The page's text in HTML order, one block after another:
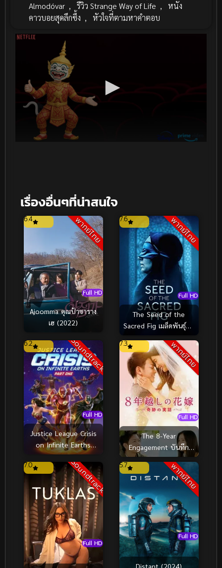
Almodóvar , รีวิว Strange Way of Life ,
หนัง
คาวบอยสุดลึกซึ้ง , หัวใจที่ตามหาคำตอบ
เรื่องอื่นๆที่น่าสนใจ
พากย์ไทย
Full HD
6.4
Ajoomma คุณป้าซาราง
เฮ (2022)
พากย์ไทย
Full HD
7.6
The Seed of the
Sacred Fig เมล็ดพันธุ์คน
Soundtrack
Full HD
6.2
Justice League Crisis
on Infinite Earths
(2024) จัสติซ ลีก วิกฤติ
บนโลกที่ไม่สิ้นสุด
พากย์ไทย
Full HD
7.3
The 8-Year
Engagement บันทึก
น้ำตารัก 8 ปี (2017)
Soundtrack
Full HD
7.0 พากย์ไทย
Full HD
5.7
Distant (2024)